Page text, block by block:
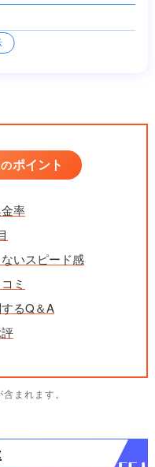
3％UP
のポイント
率
いスピード感
ミ
るQ＆A
まれます。